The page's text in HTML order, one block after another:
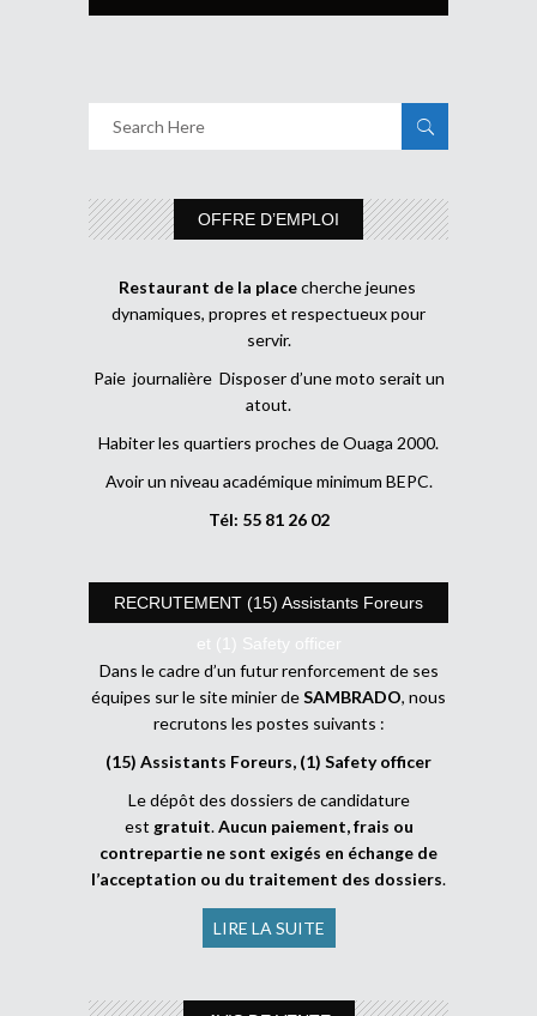
OFFRE D’EMPLOI
Restaurant de la placecherche jeunes
dynamiques, propres et respectueux pour
servir.
Paie journalière Disposer d’une moto serait un
atout.
Habiter les quartiers proches de Ouaga 2000.
Avoir un niveau académique minimum BEPC.
Tél: 55 81 26 02
RECRUTEMENT (15) Assistants Foreurs
et (1) Safety officer
Dans le cadre d’un futur renforcement de ses
équipes sur le site minier deSAMBRADO, nous
recrutons les postes suivants :
(15) Assistants Foreurs, (1) Safety officer
Le dépôt des dossiers de candidature
est gratuit.Aucun paiement, frais ou
contrepartie ne sont exigés en échange de
l’acceptation ou du traitement des dossiers.
LIRE LA SUITE